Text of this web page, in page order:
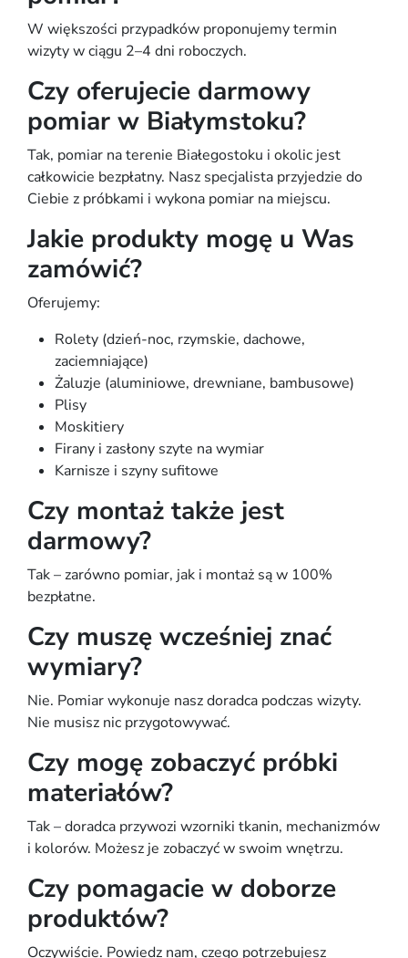
W większości przypadków proponujemy termin
wizyty w ciągu 2–4 dni roboczych.
Czy oferujecie darmowy
pomiar w Białymstoku?
Tak, pomiar na terenie Białegostoku i okolic jest
całkowicie bezpłatny. Nasz specjalista przyjedzie do
Ciebie z próbkami i wykona pomiar na miejscu.
Jakie produkty mogę u Was
zamówić?
Oferujemy:
Rolety (dzień-noc, rzymskie, dachowe,
zaciemniające)
Żaluzje (aluminiowe, drewniane, bambusowe)
Plisy
Moskitiery
Firany i zasłony szyte na wymiar
Karnisze i szyny sufitowe
Czy montaż także jest
darmowy?
Tak – zarówno pomiar, jak i montaż są w 100%
bezpłatne.
Czy muszę wcześniej znać
wymiary?
Nie. Pomiar wykonuje nasz doradca podczas wizyty.
Nie musisz nic przygotowywać.
Czy mogę zobaczyć próbki
materiałów?
Tak – doradca przywozi wzorniki tkanin, mechanizmów
i kolorów. Możesz je zobaczyć w swoim wnętrzu.
Czy pomagacie w doborze
produktów?
Oczywiście. Powiedz nam, czego potrzebujesz